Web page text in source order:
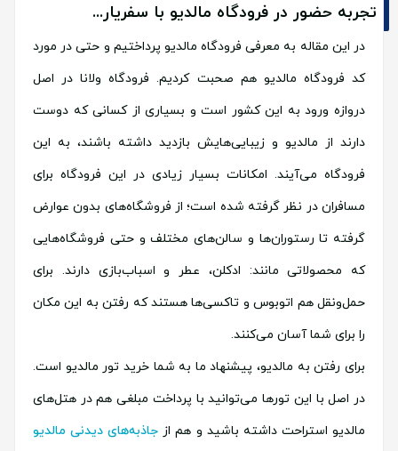
تجربه حضور در فرودگاه مالدیو با سفریار...
در این مقاله به معرفی فرودگاه مالدیو پرداختیم و حتی در مورد
کد فرودگاه مالدیو هم صحبت کردیم. فرودگاه ولانا در اصل
دروازه ورود به این کشور است و بسیاری از کسانی که دوست
دارند از مالدیو و زیبایی‌هایش بازدید داشته باشند، به این
فرودگاه می‌آیند. امکانات بسیار زیادی در این فرودگاه برای
مسافران در نظر گرفته شده است؛ از فروشگاه‌های بدون عوارض
گرفته تا رستوران‌ها و سالن‌های مختلف و حتی فروشگاه‌هایی
که محصولاتی مانند: ادکلن، عطر و اسباب‌بازی دارند. برای
حمل‌ونقل هم اتوبوس و تاکسی‌ها هستند که رفتن به این مکان
را برای شما آسان می‌کنند.
برای رفتن به مالدیو، پیشنهاد ما به شما خرید تور مالدیو است.
در اصل با این تورها می‌توانید با پرداخت مبلغی هم در هتل‌های
مالدیو استراحت داشته باشید و هم از جاذبه‌های دیدنی مالدیو